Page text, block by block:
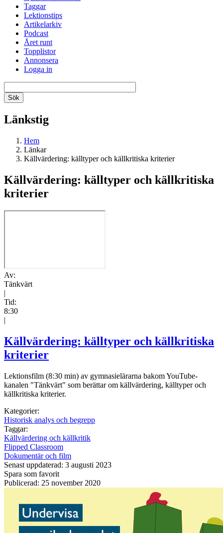
Taggar
Lektionstips
Artikelarkiv
Podcast
Året runt
Topplistor
Annonsera
Logga in
Länkstig
Hem
Länkar
Källvärdering: källtyper och källkritiska kriterier
Källvärdering: källtyper och källkritiska
kriterier
Av:
Tänkvärt
|
Tid:
8:30
|
Källvärdering: källtyper och källkritiska
kriterier
Lektionsfilm (8:30 min) av gymnasielärarna bakom YouTube-
kanalen "Tänkvärt" som berättar om källvärdering, källtyper och
källkritiska kriterier.
Kategorier:
Historisk analys och begrepp
Taggar:
Källvärdering och källkritik
Flipped Classroom
Dokumentär och film
Senast uppdaterad: 3 augusti 2023
Spara som favorit
Publicerad: 25 november 2020